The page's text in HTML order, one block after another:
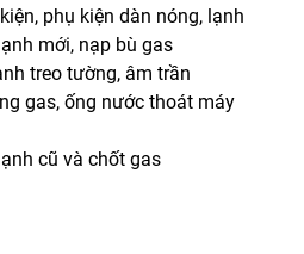
phụ kiện dàn nóng, lạnh
mới, nạp bù gas
treo tường, âm trần
gas, ống nước thoát máy
cũ và chốt gas